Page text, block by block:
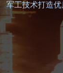
军工技术打造